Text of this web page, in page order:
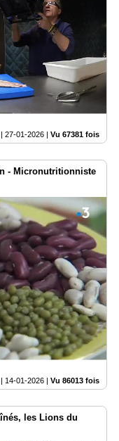
27-01-2026 Vu 67381 fois
- Micronutritionniste
14-01-2026 | Vu 86013 fois
les Lions du